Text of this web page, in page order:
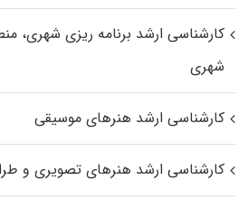
کارشناسی ارشد برنامه ریزی شهری،
شهری
کارشناسی ارشد هنرهای موسیقی
کارشناسی ارشد هنرهای تصویری و